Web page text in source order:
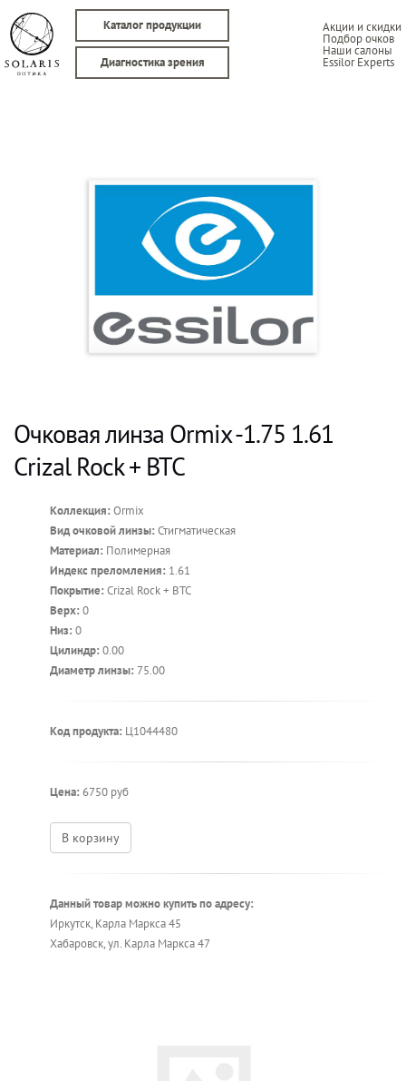
Каталог продукции Акции и скидки
Подбор очков
Наши салоны
Essilor Experts
Диагностика зрения
Очковая линза Ormix -1.75 1.61
Crizal Rock + BTC
Коллекция: Ormix
Вид очковой линзы: Стигматическая
Материал: Полимерная
Индекс преломления: 1.61
Покрытие: Crizal Rock + BTC
Верх: 0
Низ: 0
Цилиндр: 0.00
Диаметр линзы: 75.00
Код продукта: Ц1044480
Цена: 6750 руб
В корзину
Данный товар можно купить по адресу:
Иркутск, Карла Маркса 45
Хабаровск, ул. Карла Маркса 47